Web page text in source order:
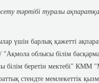
тәртібі туралы
үшін барлық қажетті
"Ақмола облысы білім
беретін мектебі" КММ
стендте мемлекеттік